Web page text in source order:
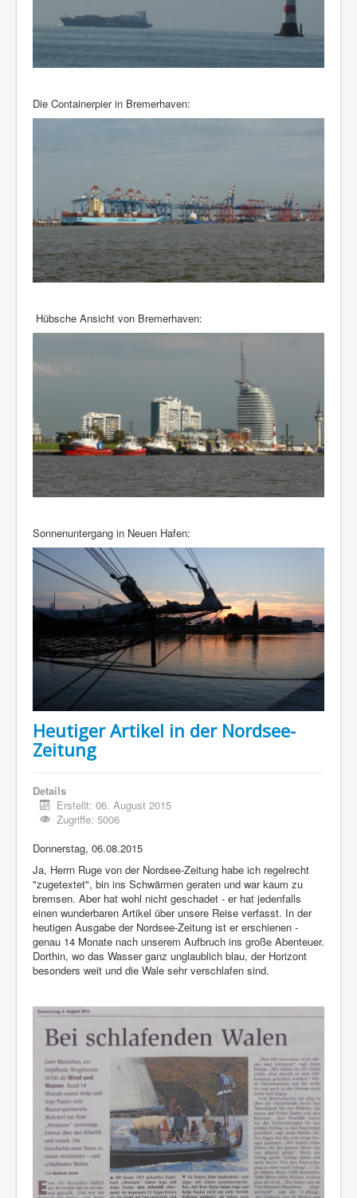
Die Containerpier in Bremerhaven:
Hübsche Ansicht von Bremerhaven:
Sonnenuntergang in Neuen Hafen:
Heutiger Artikel in der Nordsee-
Zeitung
Details
Erstellt: 06. August 2015
Zugriffe: 5006
Donnerstag, 06.08.2015
Ja, Herrn Ruge von der Nordsee-Zeitung habe ich regelrecht
"zugetextet", bin ins Schwärmen geraten und war kaum zu
bremsen. Aber hat wohl nicht geschadet - er hat jedenfalls
einen wunderbaren Artikel über unsere Reise verfasst. In der
heutigen Ausgabe der Nordsee-Zeitung ist er erschienen -
genau 14 Monate nach unserem Aufbruch ins große Abenteuer.
Dorthin, wo das Wasser ganz unglaublich blau, der Horizont
besonders weit und die Wale sehr verschlafen sind.